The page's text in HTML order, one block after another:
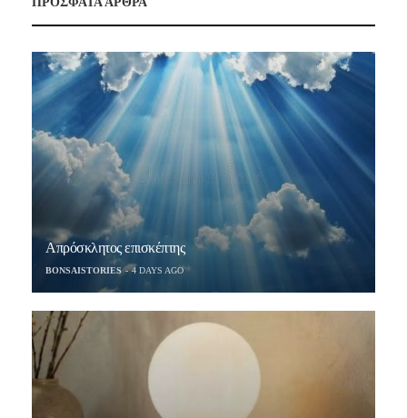
Απρόσκλητος επισκέπτης
BONSAISTORIES 4 DAYS AGO